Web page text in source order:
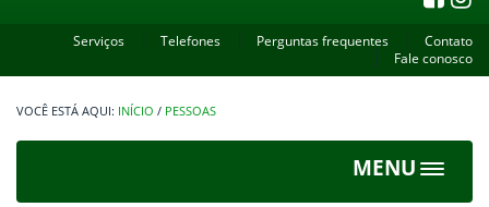
Serviços Telefones Perguntas frequentes
Contato
Fale conosco
INÍCIO / PESSOAS
MENU
Toggle